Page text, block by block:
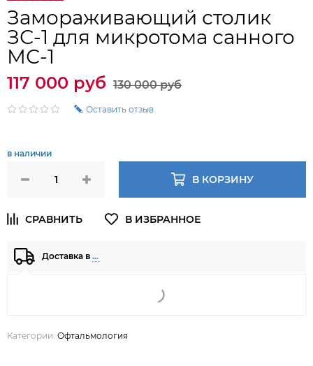
Замораживающий столик
ЗС-1 для микротома санного
МС-1
117 000 руб 130 000 руб
Оставить отзыв
в наличии
В КОРЗИНУ
Доставка в …
Категории: Офтальмология